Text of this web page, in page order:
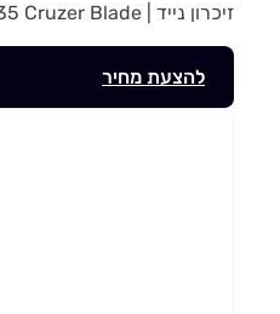
זיכרון נייד | USB PenDrive | SanDisk | 16GB | SDCZ50-016G-B35 Cruzer Blade | מק”ט 768516
להצעת מחיר